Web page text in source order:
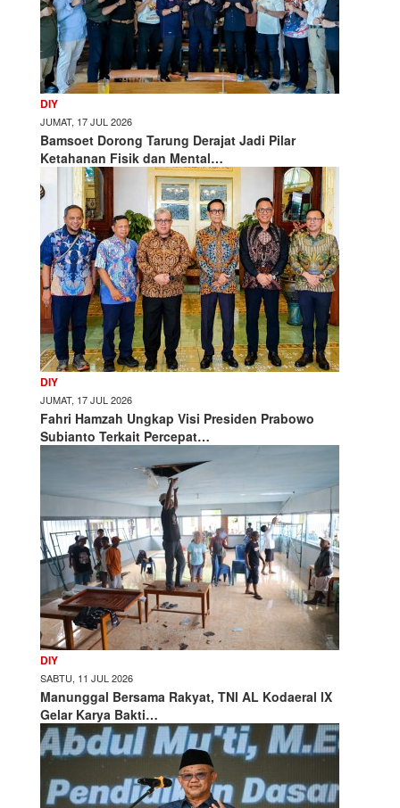
DIY
JUMAT, 17 JUL 2026
Bamsoet Dorong Tarung Derajat Jadi Pilar
Ketahanan Fisik dan Mental…
DIY
JUMAT, 17 JUL 2026
Fahri Hamzah Ungkap Visi Presiden Prabowo
Subianto Terkait Percepat…
DIY
SABTU, 11 JUL 2026
Manunggal Bersama Rakyat, TNl AL Kodaeral lX
Gelar Karya Bakti…